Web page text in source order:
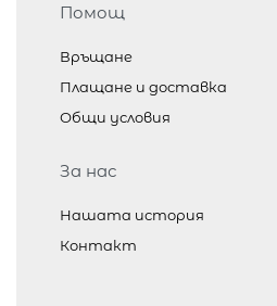
Помощ
Връщане
Плащане и доставка
Общи условия
За нас
Нашата история
Контакт